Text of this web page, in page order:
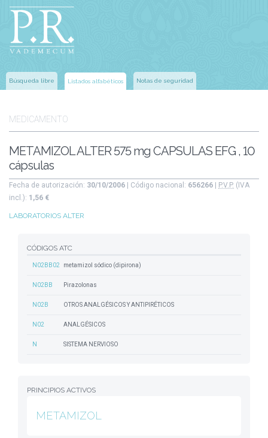
Búsqueda libre Listados alfabéticos Notas de seguridad
MEDICAMENTO
METAMIZOL ALTER 575 mg CAPSULAS EFG , 10
cápsulas
Fecha de autorización: 30/10/2006 | Código nacional: 656266 P.V.P. (IVA
incl.): 1,56 €
LABORATORIOS ALTER
CÓDIGOS ATC
N02BB02 metamizol sódico (dipirona)
N02BB Pirazolonas
N02B OTROS ANALGÉSICOS Y ANTIPIRÉTICOS
N02 ANALGÉSICOS
N SISTEMA NERVIOSO
PRINCIPIOS ACTIVOS
METAMIZOL